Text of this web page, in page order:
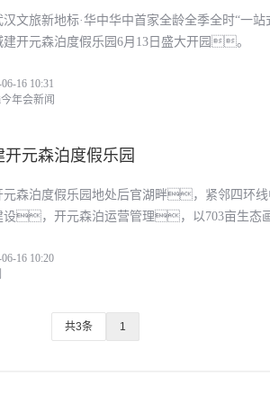
文旅新地标·华中华中首家全龄全季全时“一
开元森泊度假乐园6月13日盛大开园。
16 10:31
年会新闻
开元森泊度假乐园
元森泊度假乐园地处后官湖畔，紧邻四环
设，开元森泊运营管理，以703亩生态
16 10:20
共3条 1